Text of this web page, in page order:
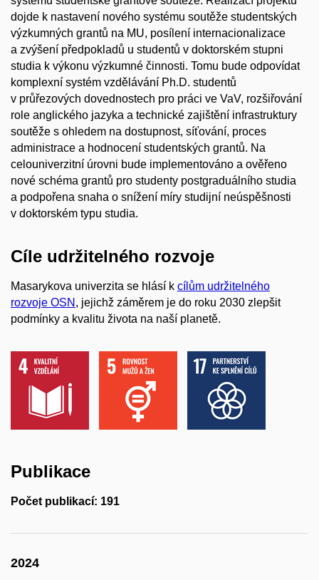
dojde k nastavení nového systému soutěže studentských
výzkumných grantů na MU, posílení internacionalizace
a zvýšení předpokladů u studentů v doktorském stupni
studia k výkonu výzkumné činnosti. Tomu bude odpovídat
komplexní systém vzdělávání Ph.D. studentů
v průřezových dovednostech pro práci ve VaV, rozšiřování
role anglického jazyka a technické zajištění infrastruktury
soutěže s ohledem na dostupnost, síťování, proces
administrace a hodnocení studentských grantů. Na
celouniverzitní úrovni bude implementováno a ověřeno
nové schéma grantů pro studenty postgraduálního studia
a podpořena snaha o snížení míry studijní neúspěšnosti
v doktorském typu studia.
Cíle udržitelného rozvoje
Masarykova univerzita se hlásí k cílům udržitelného
rozvoje OSN , jejichž záměrem je do roku 2030 zlepšit
podmínky a kvalitu života na naší planetě.
Publikace
Počet publikací: 191
2024